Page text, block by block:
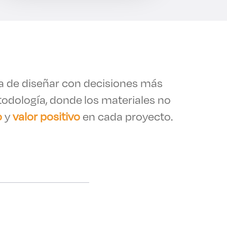
diseñar con decisiones más
donde los materiales no
yvalor positivoen cada proyecto.